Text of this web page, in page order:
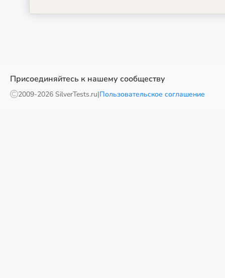
Присоединяйтесь к нашему сообществу
2009-2026 SilverTests.ru|Пользовательское соглашение